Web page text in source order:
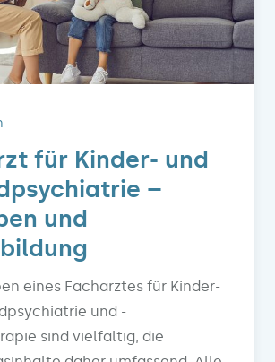
für Kinder- und
–
und
eines Facharztes für Kinder-
und -
sind vielfältig, die